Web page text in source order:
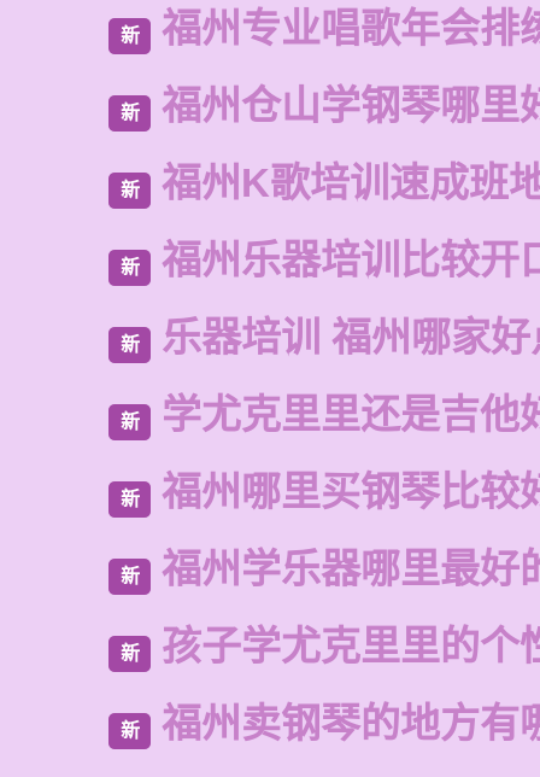
新 福州专业唱歌年会排
新 福州仓山学钢琴哪里
新 福州K歌培训速成班
新 福州乐器培训比较开
新 乐器培训 福州哪家
新 学尤克里里还是吉他
新 福州哪里买钢琴比较
新 福州学乐器哪里最好
新 孩子学尤克里里的个
新 福州卖钢琴的地方有